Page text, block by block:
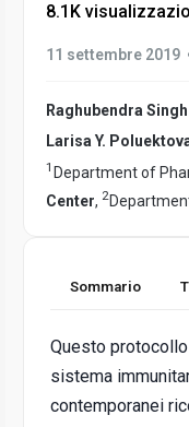
8.1K
11 settembre 2019
Raghubendra
Larisa Y.
1 Department of
Center, 2
Sommario
Questo
sistema
contemporanei